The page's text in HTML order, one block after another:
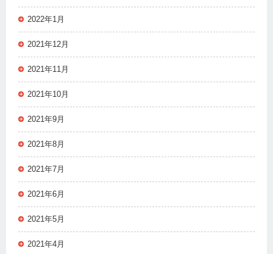
2022年1月
2021年12月
2021年11月
2021年10月
2021年9月
2021年8月
2021年7月
2021年6月
2021年5月
2021年4月